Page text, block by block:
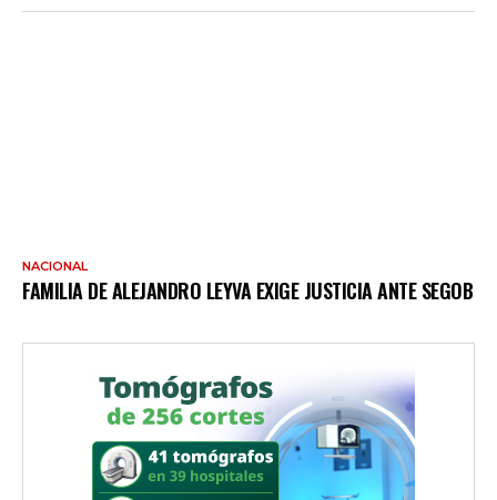
NACIONAL
FAMILIA DE ALEJANDRO LEYVA EXIGE JUSTICIA ANTE SEGOB